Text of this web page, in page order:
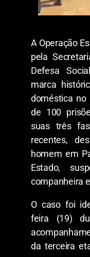
​A Operação
pela
Defesa
marca
doméstica no
de 100
suas três
recentes,
homem em
Estado,
companheira
​O caso foi
feira (19)
da terceira